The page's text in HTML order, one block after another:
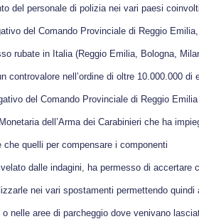
del personale di polizia nei vari paesi coinvolti
del Comando Provinciale di Reggio Emilia,
rubate in Italia (Reggio Emilia, Bologna,
nell’ordine di oltre 10.000.000 di
del Comando Provinciale di Reggio
dell’Arma dei Carabinieri che ha
quelli per compensare i componenti
dalle indagini, ha permesso di accertare
nei vari spostamenti permettendo quindi
nelle aree di parcheggio dove venivano